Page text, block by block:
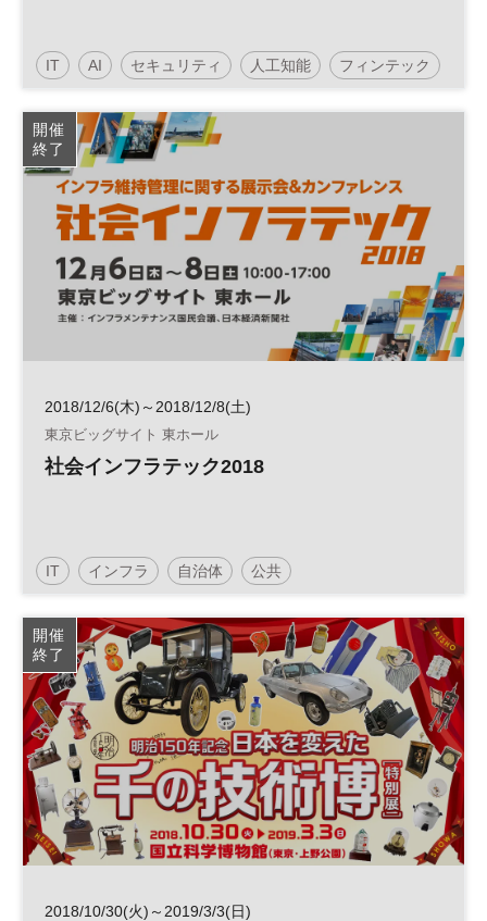
IT AI セキュリティ 人工知能 フィンテック
IoT クラウド サイバーセキュリティ 自動運転
デジタル化 サイバー攻撃
国際会議
開催
終了
2018/12/6(木)～2018/12/8(土)
東京ビッグサイト 東ホール
社会インフラテック2018
IT インフラ 自治体 公共
開催
終了
2018/10/30(火)～2019/3/3(日)